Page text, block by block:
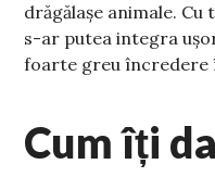
drăgălașe animale. Cu
s-ar putea integra
foarte greu încredere
Cum îți